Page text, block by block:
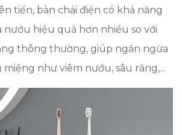
tiến, bàn chải điện có khả năng
nướu hiệu quả hơn nhiều so với
thông thường, giúp ngăn ngừa
như viêm nướu, sâu răng,...